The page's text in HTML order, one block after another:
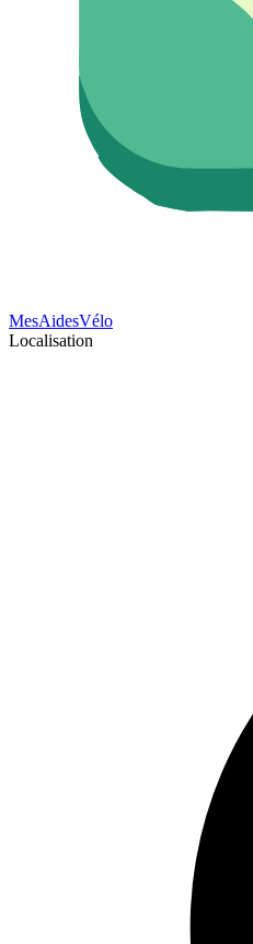
MesAidesVélo
Localisation